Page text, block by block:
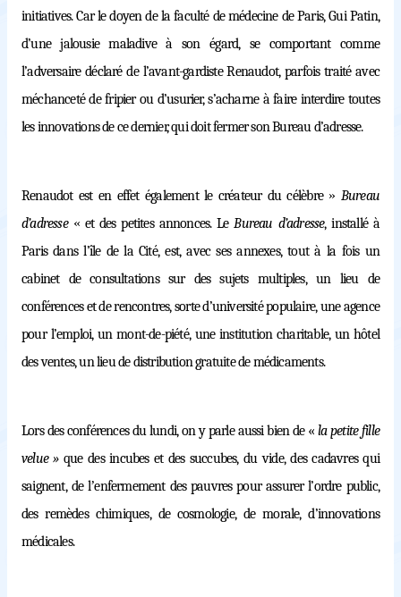
initiatives. Car le doyen de la faculté de médecine de Paris, Gui Patin,
d’une jalousie maladive à son égard, se comportant comme
l’adversaire déclaré de l’avant-gardiste Renaudot, parfois traité avec
méchanceté de fripier ou d’usurier, s’acharne à faire interdire toutes
les innovations de ce dernier, qui doit fermer son Bureau d’adresse.
Renaudot est en effet également le créateur du célèbre « Bureau
d’adresse »et des petites annonces. LeBureau d’adresse, installé à
Paris dans l’île de la Cité, est, avec ses annexes, tout à la fois un
cabinet de consultations sur des sujets multiples, un lieu de
conférences et de rencontres, sorte d’université populaire, une agence
pour l’emploi, un mont-de-piété, une institution charitable, un hôtel
des ventes, un lieu de distribution gratuite de médicaments.
Lors des conférences du lundi, on y parle aussi biende « la petite fille
velue »que des incubes et des succubes, du vide, des cadavres qui
saignent, de l’enfermement des pauvres pour assurer l’ordre public,
des remèdes chimiques, de cosmologie, de morale, d’innovations
médicales.